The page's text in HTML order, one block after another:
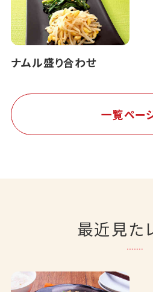
ナムル盛り合わせ
一覧ペー
最近見た